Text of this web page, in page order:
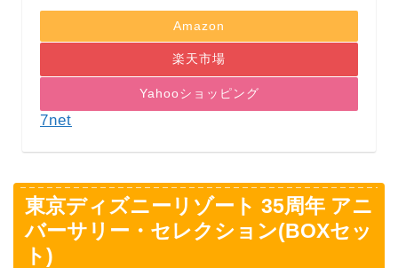
Amazon
楽天市場
Yahooショッピング
7net
東京ディズニーリゾート 35周年 アニ
バーサリー・セレクション(BOXセッ
ト)